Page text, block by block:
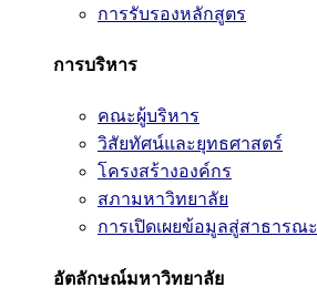
การรับรองหลักสูตร
การบริหาร
คณะผู้บริหาร
วิสัยทัศน์และยุทธศาสตร์
โครงสร้างองค์กร
สภามหาวิทยาลัย
การเปิดเผยข้อมูลสู่สาธารณะ
อัตลักษณ์มหาวิทยาลัย